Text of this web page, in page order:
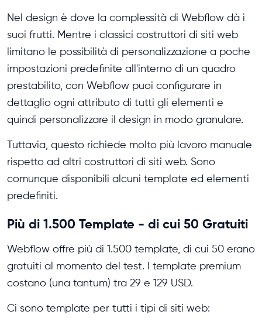
Nel design è dove la complessità di Webflow dà i
suoi frutti. Mentre i classici costruttori di siti web
limitano le possibilità di personalizzazione a poche
impostazioni predefinite all'interno di un quadro
prestabilito, con Webflow puoi configurare in
dettaglio ogni attributo di tutti gli elementi e
quindi personalizzare il design in modo granulare.
Tuttavia, questo richiede molto più lavoro manuale
rispetto ad altri costruttori di siti web. Sono
comunque disponibili alcuni template ed elementi
predefiniti.
Più di 1.500 Template - di cui 50 Gratuiti
Webflow offre più di 1.500 template, di cui 50 erano
gratuiti al momento del test. I template premium
costano (una tantum) tra 29 e 129 USD.
Ci sono template per tutti i tipi di siti web: